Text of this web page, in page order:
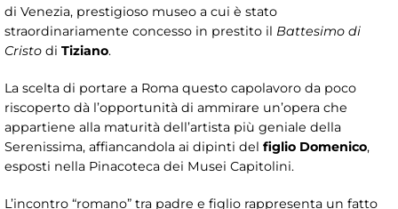
di Venezia, prestigioso museo a cui è stato
straordinariamente concesso in prestito il Battesimo di
Cristo di Tiziano.
La scelta di portare a Roma questo capolavoro da poco
riscoperto dà l’opportunità di ammirare un’opera che
appartiene alla maturità dell’artista più geniale della
Serenissima, affiancandola ai dipinti del figlio Domenico,
esposti nella Pinacoteca dei Musei Capitolini.
L’incontro “romano” tra padre e figlio rappresenta un fatto